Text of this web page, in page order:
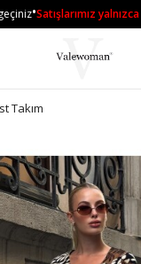
•Satışlarımız yalnızca
Takım